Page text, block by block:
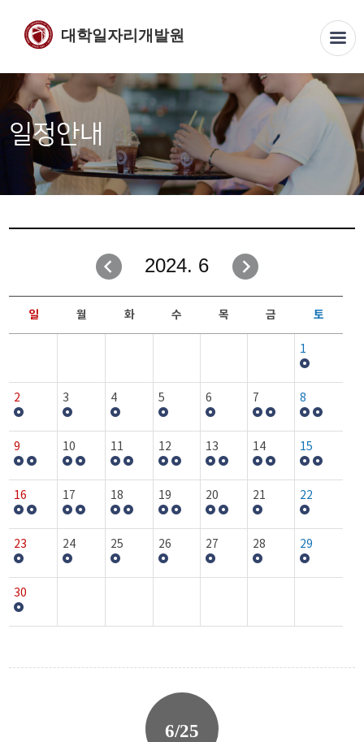
대학일자리개발원
일정안내
2024. 6
일 월 화 수 목 금 토
1
2 3 4 5 6 7 8
9 10 11 12 13 14 15
16 17 18 19 20 21 22
23 24 25 26 27 28 29
30
6/25